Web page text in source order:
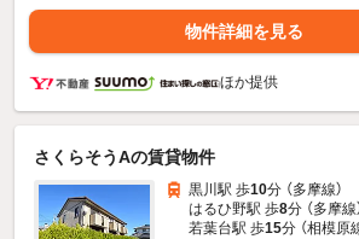
物件詳細を見る
ほか提供
さくらそうAの賃貸物件
黒川駅 歩10分 （多摩線）
はるひ野駅 歩8分 （多摩線
若葉台駅 歩15分 （相模原